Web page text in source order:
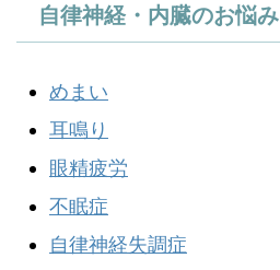
自律神経・内臓のお悩み
めまい
耳鳴り
眼精疲労
不眠症
自律神経失調症